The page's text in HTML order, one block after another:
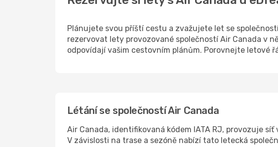
Plánujete svou příští cestu a zvažujete let se
rezervovat lety provozované společností Air Canada v
odpovídají vašim cestovním plánům. Porovnejte letové
Létání se společností Air Canada
Air Canada, identifikovaná kódem IATA RJ, provozuje
V závislosti na trase a sezóně nabízí tato letecká